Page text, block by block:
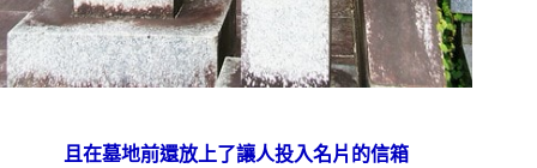
且在墓地前還放上了讓人投入名片的信箱